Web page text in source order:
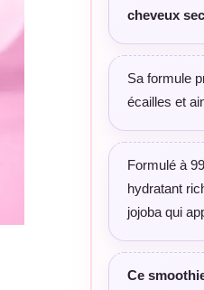
cheveux
Sa formule
écailles et
Formulé à
hydratant
jojoba qui
Ce